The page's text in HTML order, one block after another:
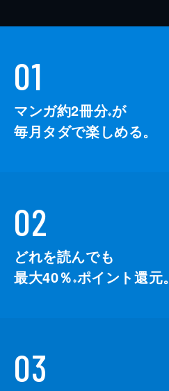
01
マンガ約2冊分※が
毎月タダで楽しめる。
02
どれを読んでも
最大40％ ※ポイント還元。
03